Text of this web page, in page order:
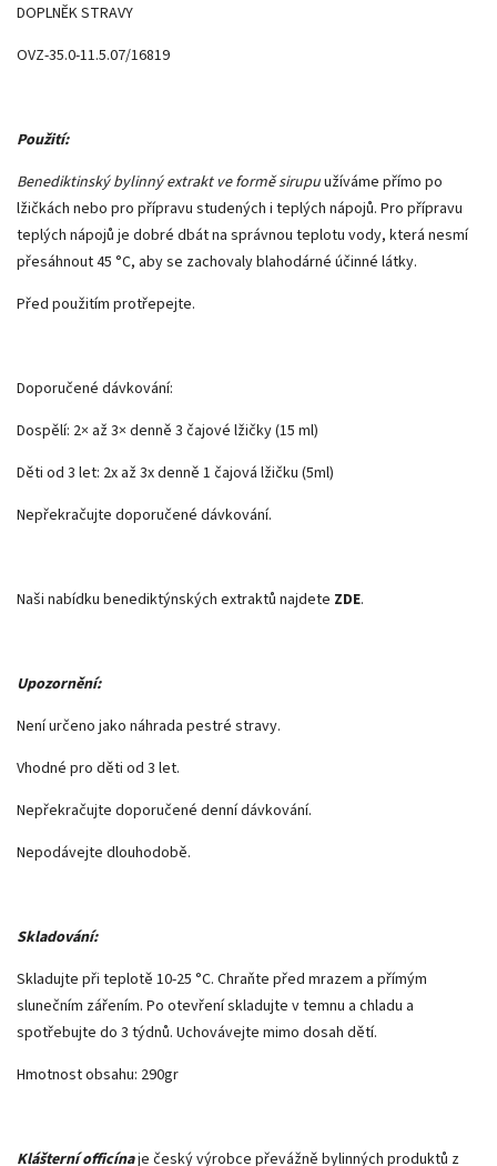
DOPLNĚK STRAVY
OVZ-35.0-11.5.07/16819
Použití:
Benediktinský bylinný extrakt ve formě sirupuužíváme přímo po
lžičkách nebo pro přípravu studených i teplých nápojů. Pro přípravu
teplých nápojů je dobré dbát na správnou teplotu vody, která nesmí
přesáhnout 45 °C, aby se zachovaly blahodárné účinné látky.
Před použitím protřepejte.
Doporučené dávkování:
Dospělí: 2× až 3× denně 3 čajové lžičky (15 ml)
Děti od 3 let: 2x až 3x denně 1 čajová lžičku (5ml)
Nepřekračujte doporučené dávkování.
Naši nabídku benediktýnských extraktů najdete ZDE.
Upozornění:
Není určeno jako náhrada pestré stravy.
Vhodné pro děti od 3 let.
Nepřekračujte doporučené denní dávkování.
Nepodávejte dlouhodobě.
Skladování:
Skladujte při teplotě 10-25 °C. Chraňte před mrazem a přímým
slunečním zářením. Po otevření skladujte v temnu a chladu a
spotřebujte do 3 týdnů. Uchovávejte mimo dosah dětí.
Hmotnost obsahu: 290gr
Klášterní officínaje český výrobce převážně bylinných produktů z